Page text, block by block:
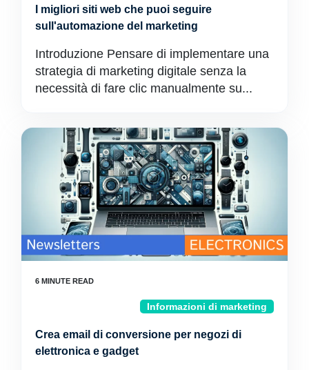
I migliori siti web che puoi seguire
sull'automazione del marketing
Introduzione Pensare di implementare una
strategia di marketing digitale senza la
necessità di fare clic manualmente su...
Informazioni di marketing
Crea email di conversione per negozi di
elettronica e gadget